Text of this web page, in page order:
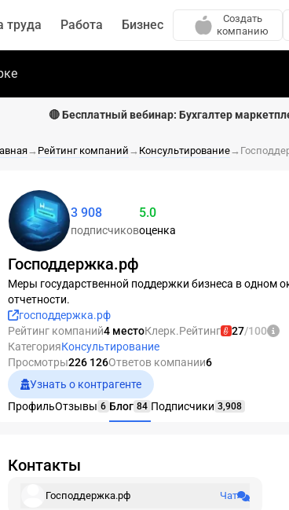
труда Работа Бизнес
Создать
компанию
🔴 Бесплатный вебинар: Бухгалтер
→ Рейтинг компаний → Консультирование→
3 908
подписчиков
Рейтинг равен 100
5.0
оценка
Господдержка.рф
Меры государственной поддержки бизнеса в одном
отчетности.
господдержка.рф
Рейтинг компаний4 местоКлерк.Рейтинг 27/100
КатегорияКонсультирование
Просмотры226 126Ответов компании6
Узнать о контрагенте
ПрофильОтзывы 6 Блог 84 Подписчики 3,908
Контакты
Господдержка.рф Чат